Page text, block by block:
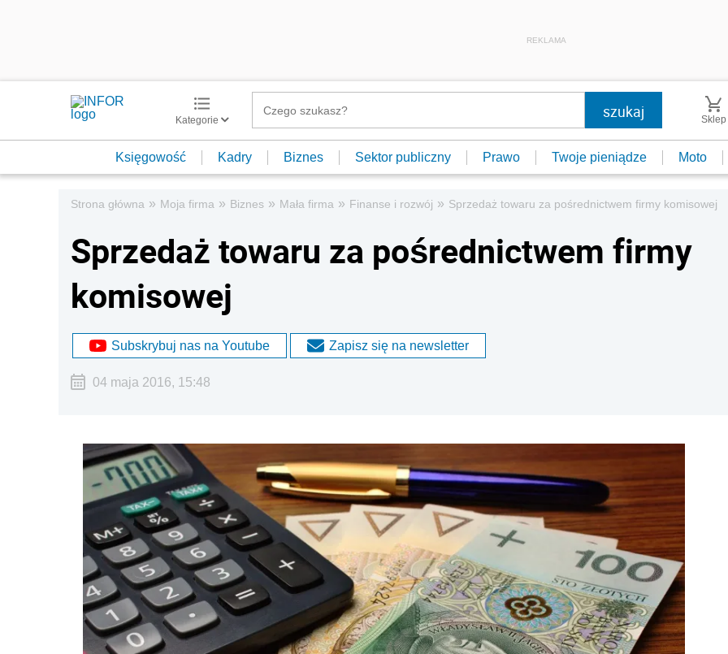
REKLAMA
Kategorie Sklep
Księgowość Kadry Biznes Sektor publiczny Prawo Twoje pieniądze Moto
Strona główna » Moja firma » Biznes » Mała firma » Finanse i rozwój » Sprzedaż towaru za pośrednictwem firmy komisowej
Sprzedaż towaru za pośrednictwem firmy
komisowej
Subskrybuj nas na Youtube Zapisz się na newsletter
04 maja 2016, 15:48